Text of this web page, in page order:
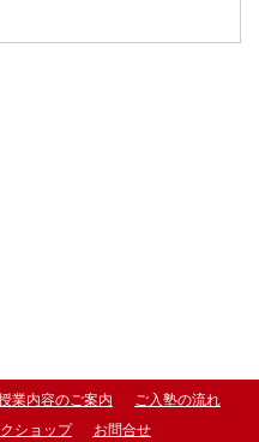
業内容のご案内
ご入塾の流れ
ショップ お問合せ